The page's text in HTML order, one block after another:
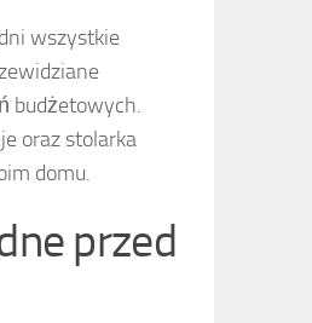
wszystkie
budżetowych.
oraz stolarka
domu.
przed